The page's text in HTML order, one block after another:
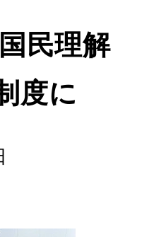
民理解
度に